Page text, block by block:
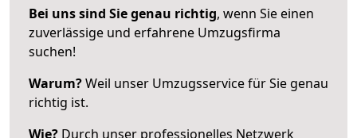
Bei uns sind Sie genau richtig, wenn Sie einen
zuverlässige und erfahrene Umzugsfirma
suchen!
Warum?Weil unser Umzugsservice für Sie genau
richtig ist.
Wie? Durch unser professionelles Netzwerk